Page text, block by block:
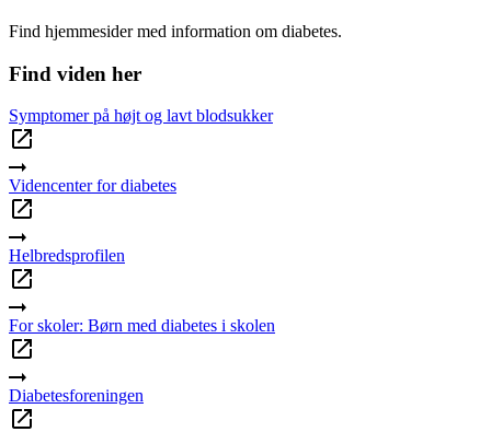
Find hjemmesider med information om diabetes.
Find viden her
Symptomer på højt og lavt blodsukker
Videncenter for diabetes
Helbredsprofilen
For skoler: Børn med diabetes i skolen
Diabetesforeningen